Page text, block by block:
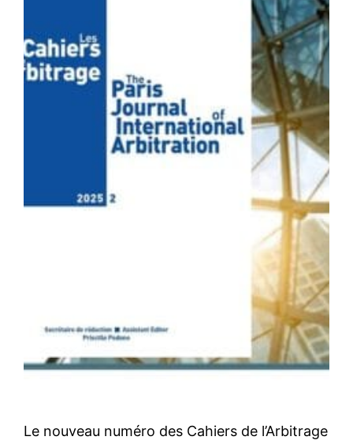
Le nouveau numéro des Cahiers de l’Arbitrage